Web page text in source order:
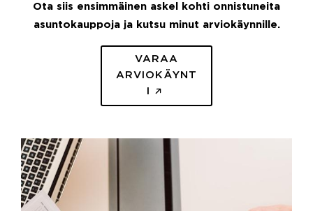
Ota siis ensimmäinen askel kohti onnistuneita
asuntokauppoja ja kutsu minut arviokäynnille.
VARAA
ARVIOKÄYNT